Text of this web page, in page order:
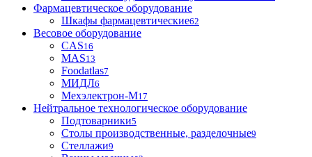
Фармацевтическое оборудование
Шкафы фармацевтические62
Весовое оборудование
CAS16
MAS13
Foodatlas7
МИДЛ6
Мехэлектрон-М17
Нейтральное технологическое оборудование
Подтоварники5
Столы производственные, разделочные9
Стеллажи9